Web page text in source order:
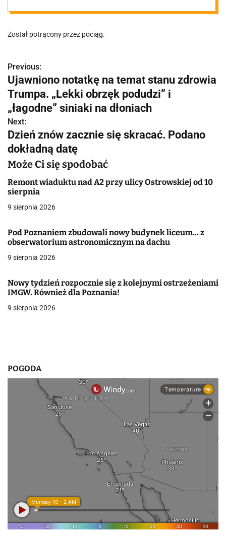
mężczyzna
Został potrącony przez pociąg.
N
a
w
i
g
a
c
j
w
p
i
s
Previous:
Ujawniono notatkę na temat stanu zdrowia
Trumpa. „Lekki obrzęk podudzi” i
„łagodne” siniaki na dłoniach
Next:
Dzień znów zacznie się skracać. Podano
dokładną datę
Może Ci się spodobać
Remont wiaduktu nad A2 przy ulicy Ostrowskiej od 10
sierpnia
9 sierpnia 2026
Pod Poznaniem zbudowali nowy budynek liceum… z
obserwatorium astronomicznym na dachu
9 sierpnia 2026
Nowy tydzień rozpocznie się z kolejnymi ostrzeżeniami
IMGW. Również dla Poznania!
9 sierpnia 2026
POGODA